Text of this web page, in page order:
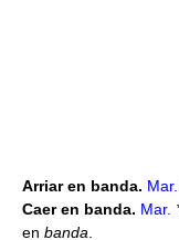
Arriar en banda. Mar.
Caer en banda. Mar.
en banda.